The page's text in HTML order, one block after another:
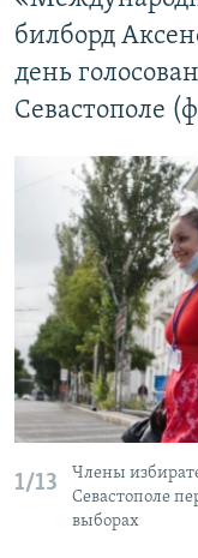
билборд
день
Севастополе
1/13
Члены
Севастополе
выборах